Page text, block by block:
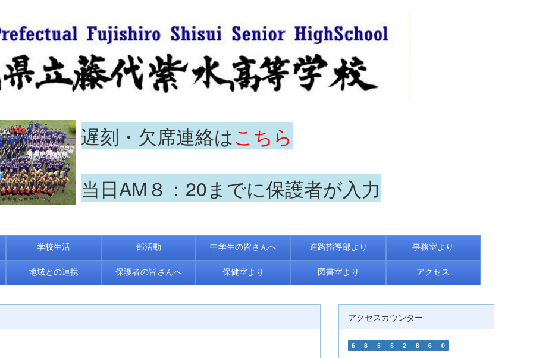
遅刻・欠席連絡はこちら
当日AM８：20までに保護者が入力
学校生活 部活動 中学生の皆さんへ 進路指導部より 事務室より
地域との連携 保護者の皆さんへ 保健室より 図書室より アクセス
アクセスカウンター
6 8 5 5 2 8 6 0